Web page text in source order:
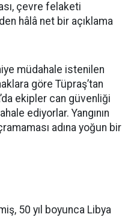
çevre felaketi
hâlâ net bir açıklama
müdahale istenilen
göre Tüpraş’tan
ekipler can güvenliği
ediyorlar. Yangının
adına yoğun bir
50 yıl boyunca Libya